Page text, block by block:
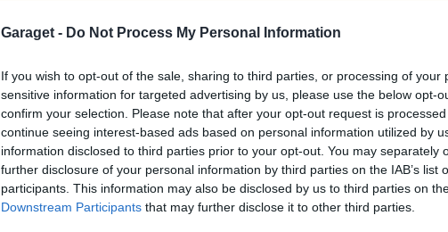
Garaget - Do Not Process My Personal Information
If you wish to opt-out of the sale, sharing to third parties, or processing of your
sensitive information for targeted advertising by us, please use the below opt-
confirm your selection. Please note that after your opt-out request is
continue seeing interest-based ads based on personal information utilized by
information disclosed to third parties prior to your opt-out. You may separately
further disclosure of your personal information by third parties on the IAB’s list
participants. This information may also be disclosed by us to third parties on
Downstream Participants that may further disclose it to other third parties.